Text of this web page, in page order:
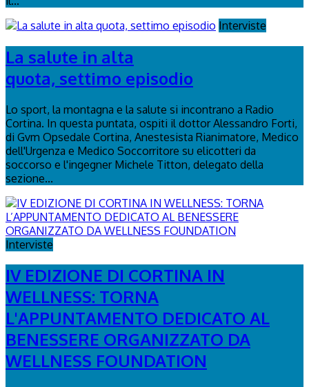
Interviste
La salute in alta
quota, settimo episodio
Lo sport, la montagna e la salute si incontrano a Radio
Cortina. In questa puntata, ospiti il dottor Alessandro Forti,
di Gvm Opsedale Cortina, Anestesista Rianimatore, Medico
dell'Urgenza e Medico Soccorritore su elicotteri da
soccorso e l'ingegner Michele Titton, delegato della
sezione...
Interviste
IV EDIZIONE DI CORTINA IN
WELLNESS: TORNA
L'APPUNTAMENTO DEDICATO AL
BENESSERE ORGANIZZATO DA
WELLNESS FOUNDATION